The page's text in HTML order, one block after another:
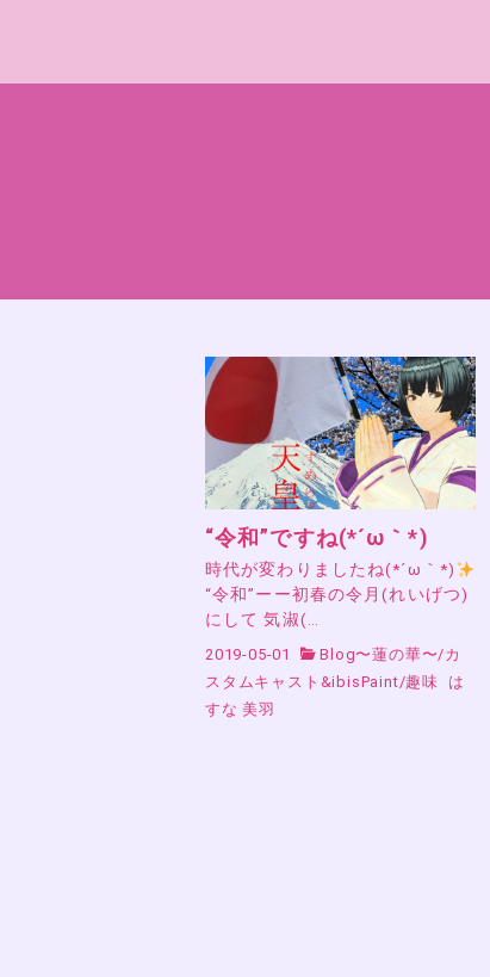
“令和”ですね(*´ω｀*)
時代が変わりましたね(*´ω｀*)
“令和”ーー初春の令月(れいげつ)
にして 気淑(…
2019-05-01 Blog〜蓮の華〜/カ
スタムキャスト&ibisPaint/趣味
は
すな 美羽